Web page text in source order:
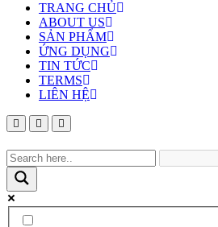
TRANG CHỦ
ABOUT US
SẢN PHẨM
ỨNG DỤNG
TIN TỨC
TERMS
LIÊN HỆ